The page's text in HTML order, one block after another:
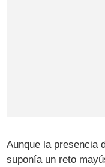
Aunque la presencia
suponía un reto